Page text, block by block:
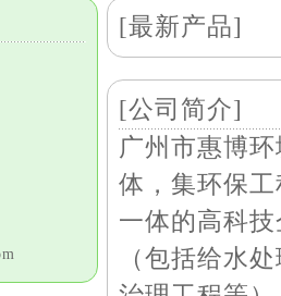
[最新产品]
[公司简介]
广州市惠博
体，集环保
一体的高科
（包括给水